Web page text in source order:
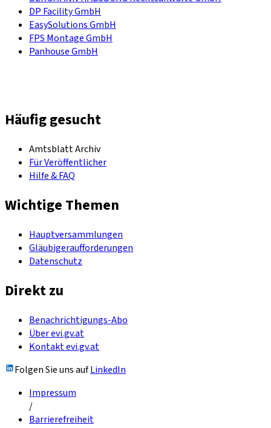
DP Facility GmbH
EasySolutions GmbH
FPS Montage GmbH
Panhouse GmbH
Häufig gesucht
Amtsblatt Archiv
Für Veröffentlicher
Hilfe & FAQ
Wichtige Themen
Hauptversammlungen
Gläubigeraufforderungen
Datenschutz
Direkt zu
Benachrichtigungs-Abo
Über evi.gv.at
Kontakt evi.gv.at
Folgen Sie uns aufLinkedIn
Impressum
/
Barrierefreiheit